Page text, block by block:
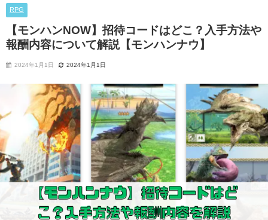
RPG
【モンハンNOW】招待コードはどこ？入手方法や
報酬内容について解説【モンハンナウ】
2024年1月1日 2024年1月1日